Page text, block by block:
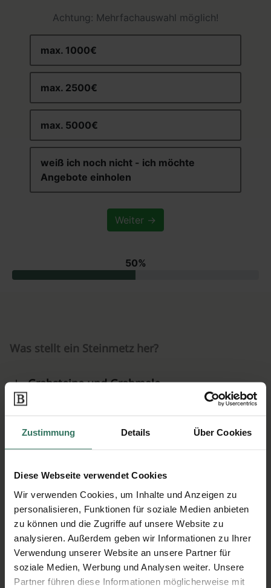
Zustimmung Details Über Cookies
Diese Webseite verwendet Cookies
Wir verwenden Cookies, um Inhalte und Anzeigen zu
personalisieren, Funktionen für soziale Medien anbieten
zu können und die Zugriffe auf unsere Website zu
analysieren. Außerdem geben wir Informationen zu Ihrer
Verwendung unserer Website an unsere Partner für
soziale Medien, Werbung und Analysen weiter. Unsere
Partner führen diese Informationen möglicherweise mit
Was stellt ein Steinmetz her?
Grabsteine und Grabmale
Fassadengestaltung
Treppen und Bodenbeläge
Küchenarbeitsplatten und Bäder
Skulpturen und Kunstobjekte